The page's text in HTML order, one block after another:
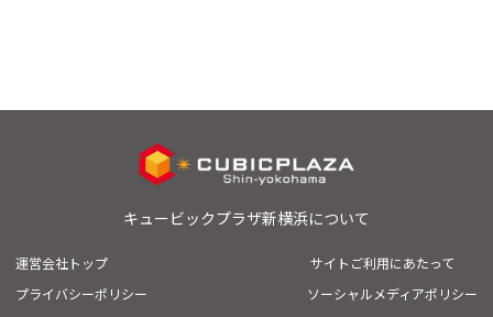
キュービックプラザ新横浜について
運営会社トップ
サイトご利用にあたって
プライバシーポリシー
ソーシャルメディアポリシー